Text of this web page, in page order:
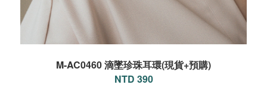
M-AC0460 滴墜珍珠耳環(現貨+預購)
NTD 390